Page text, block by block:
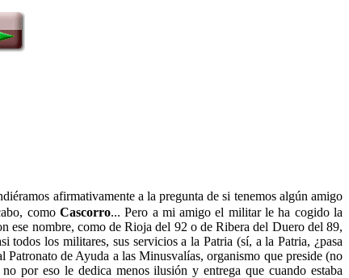
afirmativamente a la pregunta de si tenemos algún amigo
como Cascorro... Pero a mi amigo el militar le ha cogido la
ese nombre, como de Rioja del 92 o de Ribera del Duero del 89,
todos los militares, sus servicios a la Patria (sí, a la Patria, ¿pasa
de Ayuda a las Minusvalías, organismo que preside (no
no por eso le dedica menos ilusión y entrega que cuando estaba